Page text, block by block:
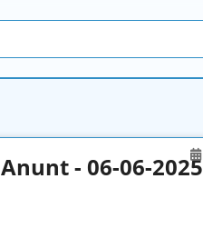
Anunt - 06-06-2025